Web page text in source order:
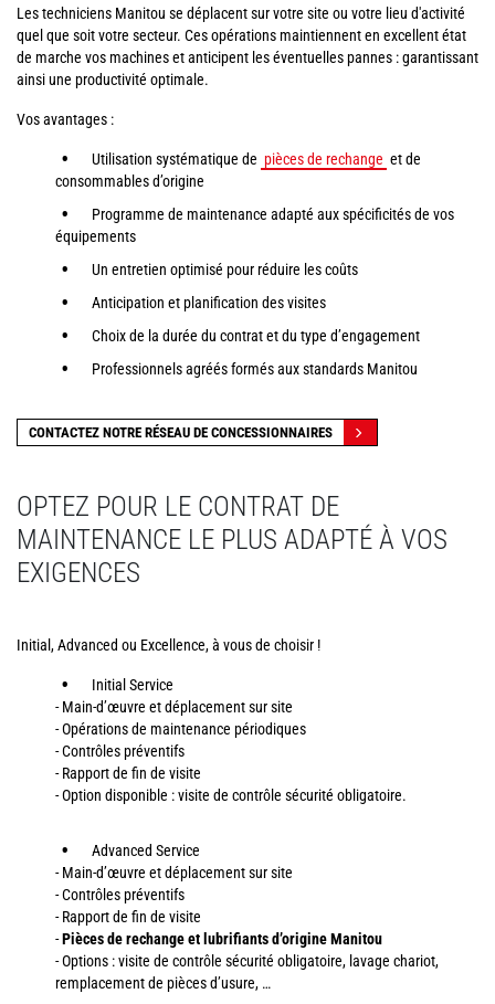
Les techniciens Manitou se déplacent sur votre site ou votre lieu d'activité
quel que soit votre secteur. Ces opérations maintiennent en excellent état
de marche vos machines et anticipent les éventuelles pannes : garantissant
ainsi une productivité optimale.
Vos avantages :
Utilisation systématique de pièces de rechange et de
consommables d’origine
Programme de maintenance adapté aux spécificités de vos
équipements
Un entretien optimisé pour réduire les coûts
Anticipation et planification des visites
Choix de la durée du contrat et du type d’engagement
Professionnels agréés formés aux standards Manitou
CONTACTEZ NOTRE RÉSEAU DE CONCESSIONNAIRES
OPTEZ POUR LE CONTRAT DE
MAINTENANCE LE PLUS ADAPTÉ À VOS
EXIGENCES
Initial, Advanced ou Excellence, à vous de choisir !
Initial Service
- Main-d’œuvre et déplacement sur site
- Opérations de maintenance périodiques
- Contrôles préventifs
- Rapport de fin de visite
- Option disponible : visite de contrôle sécurité obligatoire.
Advanced Service
- Main-d’œuvre et déplacement sur site
- Contrôles préventifs
- Rapport de fin de visite
-Pièces de rechange et lubrifiants d’origine Manitou
- Options : visite de contrôle sécurité obligatoire, lavage chariot,
remplacement de pièces d’usure, …